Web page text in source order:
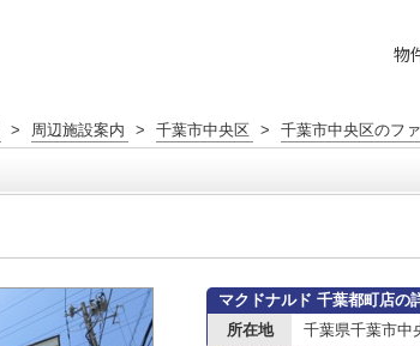
物
> 周辺施設案内 > 千葉市中央区 > 千葉市中央区のフ
マクドナルド 千葉都町店の
所在地
千葉県千葉市中